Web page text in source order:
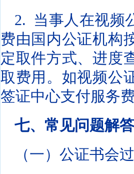
2. 当事人在视频
费由国内公证机构
定取件方式、进度
取费用。如视频公
签证中心支付服务
七、常见问题解答
（一）公证书会